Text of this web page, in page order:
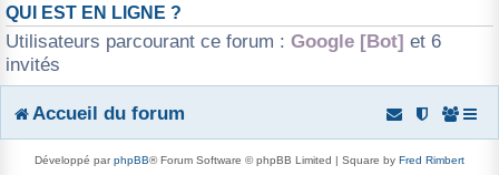
QUI EST EN LIGNE ?
Utilisateurs parcourant ce forum : Google [Bot] et 6
invités
Accueil du forum
Développé parphpBB® Forum Software © phpBB Limited | Square by Fred Rimbert